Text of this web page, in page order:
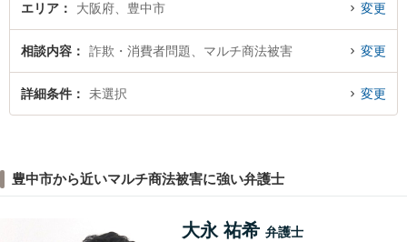
エリア 大阪府、豊中市 変更
相談内容 詐欺・消費者問題、マルチ商法被害 変更
詳細条件 未選択 変更
豊中市から近いマルチ商法被害に強い弁護士
大永 祐希 弁護士